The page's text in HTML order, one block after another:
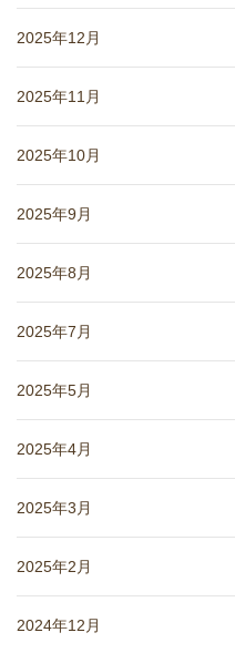
2025年12月
2025年11月
2025年10月
2025年9月
2025年8月
2025年7月
2025年5月
2025年4月
2025年3月
2025年2月
2024年12月